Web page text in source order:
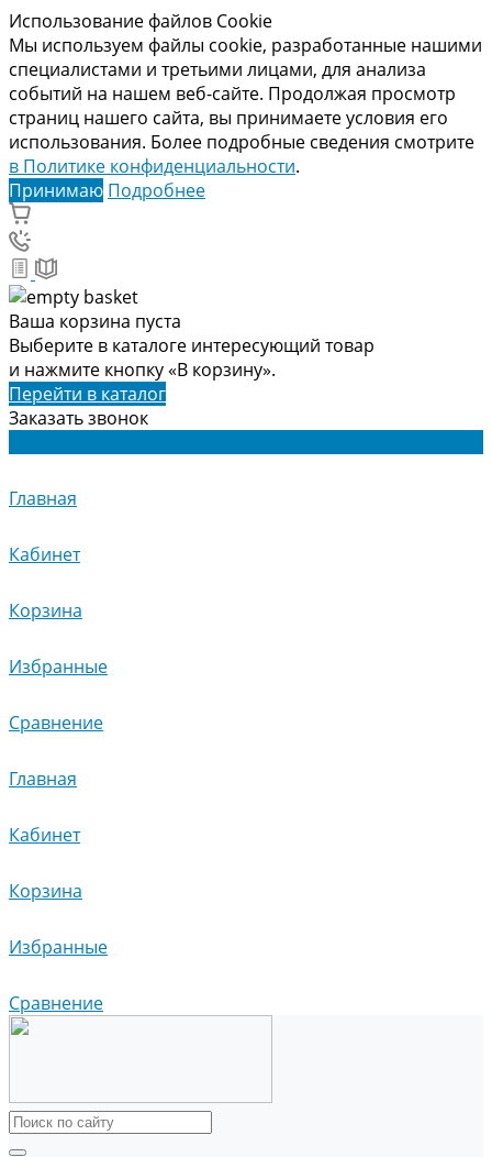
Использование файлов Cookie
Мы используем файлы cookie, разработанные нашими
специалистами и третьими лицами, для анализа
событий на нашем веб-сайте. Продолжая просмотр
страниц нашего сайта, вы принимаете условия его
использования. Более подробные сведения смотрите
в Политике конфиденциальности.
Принимаю Подробнее
Ваша корзина пуста
Выберите в каталоге интересующий товар
и нажмите кнопку «В корзину».
Перейти в каталог
Заказать звонок
Главная
Кабинет
Корзина
Избранные
Сравнение
Главная
Кабинет
Корзина
Избранные
Сравнение